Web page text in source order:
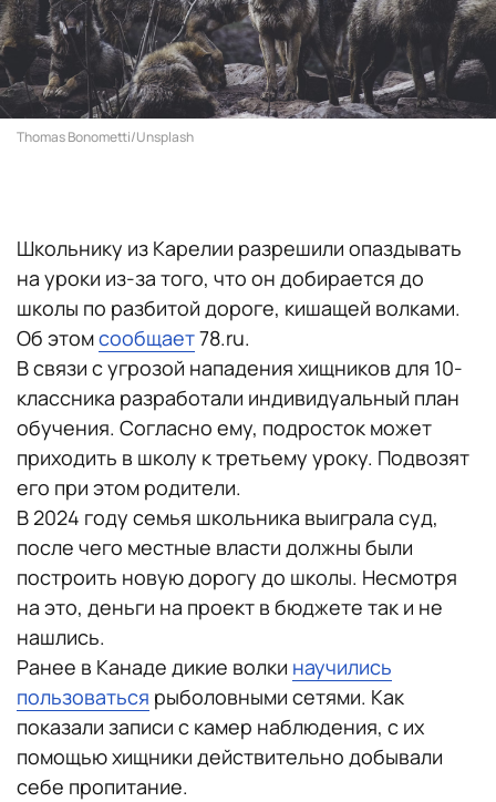
Thomas Bonometti/Unsplash
Школьнику из Карелии разрешили опаздывать
на уроки из-за того, что он добирается до
школы по разбитой дороге, кишащей волками.
Об этомсообщает78.ru.
В связи с угрозой нападения хищников для 10-
классника разработали индивидуальный план
обучения. Согласно ему, подросток может
приходить в школу к третьему уроку. Подвозят
его при этом родители.
В 2024 году семья школьника выиграла суд,
после чего местные власти должны были
построить новую дорогу до школы. Несмотря
на это, деньги на проект в бюджете так и не
нашлись.
Ранее в Канаде дикие волки научились
пользоваться рыболовными сетями. Как
показали записи с камер наблюдения, с их
помощью хищники действительно добывали
себе пропитание.